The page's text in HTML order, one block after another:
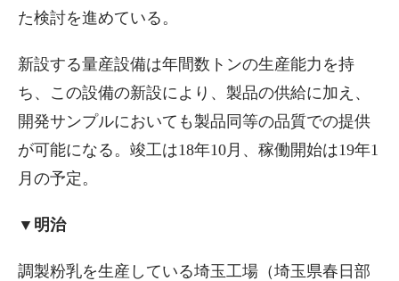
た検討を進めている。
新設する量産設備は年間数トンの生産能力を持
ち、この設備の新設により、製品の供給に加え、
開発サンプルにおいても製品同等の品質での提供
が可能になる。竣工は18年10月、稼働開始は19年1
月の予定。
▼明治
調製粉乳を生産している埼玉工場（埼玉県春日部